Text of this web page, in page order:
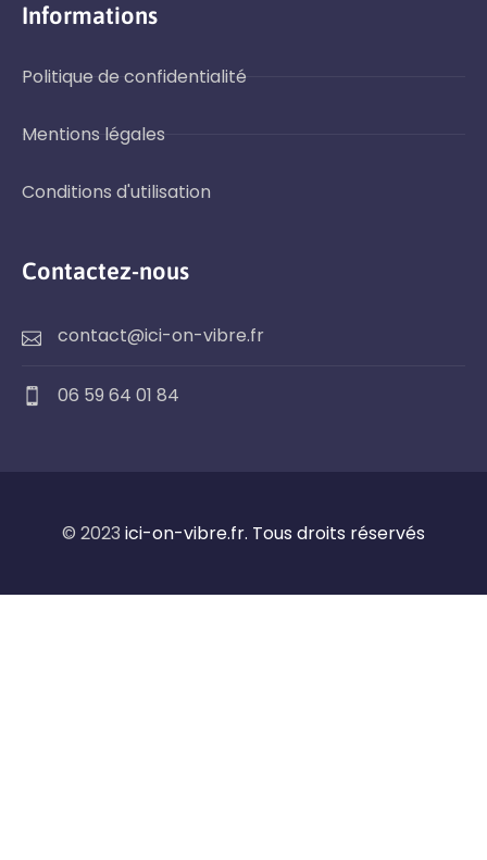
Informations
Politique de confidentialité
Mentions légales
Conditions d'utilisation
Contactez-nous
contact@ici-on-vibre.fr
06 59 64 01 84
© 2023 ici-on-vibre.fr. Tous droits réservés